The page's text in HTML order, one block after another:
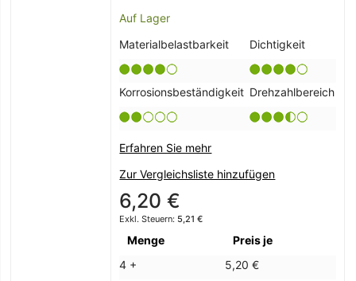
Auf Lager
Materialbelastbarkeit
Dichtigkeit
Korrosionsbeständigkeit Drehzahlbereich
Erfahren Sie mehr
Zur Vergleichsliste hinzufügen
6,20 €
5,21 €
Menge
Preis je
4 +
5,20 €